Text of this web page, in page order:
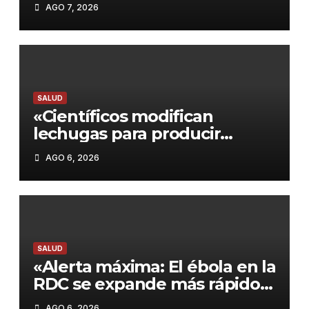
bienestar
AGO 7, 2026
SALUD
«Científicos modifican
lechugas para producir
proteína de carne: Un paso
hacia alimentos más
sostenibles»
AGO 6, 2026
SALUD
«Alerta máxima: El ébola en la
RDC se expande más rápido
que la respuesta, según la